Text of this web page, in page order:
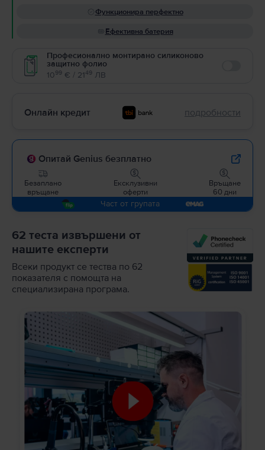
Функционира перфектно
Ефективна батерия
Професионално монтирано силиконово
защитно фолио
1099 € / 2149 ЛВ
Онлайн кредит подробности
Опитай Genius безплатно
Безаплано
връщане
Ексклузивни
оферти
Връщане
60 дни
Част от групата
62 теста извършени от
нашите експерти
Всеки продукт се тества по 62
показателя с помощта на
специализирана програма.